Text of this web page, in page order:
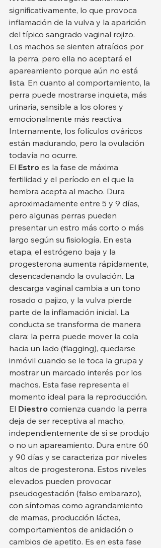
significativamente, lo que provoca
inflamación de la vulva y la aparición
del típico sangrado vaginal rojizo.
Los machos se sienten atraídos por
la perra, pero ella no aceptará el
apareamiento porque aún no está
lista. En cuanto al comportamiento, la
perra puede mostrarse inquieta, más
urinaria, sensible a los olores y
emocionalmente más reactiva.
Internamente, los folículos ováricos
están madurando, pero la ovulación
todavía no ocurre.
El Estro es la fase de máxima
fertilidad y el período en el que la
hembra acepta al macho. Dura
aproximadamente entre 5 y 9 días,
pero algunas perras pueden
presentar un estro más corto o más
largo según su fisiología. En esta
etapa, el estrógeno baja y la
progesterona aumenta rápidamente,
desencadenando la ovulación. La
descarga vaginal cambia a un tono
rosado o pajizo, y la vulva pierde
parte de la inflamación inicial. La
conducta se transforma de manera
clara: la perra puede mover la cola
hacia un lado (flagging), quedarse
inmóvil cuando se le toca la grupa y
mostrar un marcado interés por los
machos. Esta fase representa el
momento ideal para la reproducción.
El Diestro comienza cuando la perra
deja de ser receptiva al macho,
independientemente de si se produjo
o no un apareamiento. Dura entre 60
y 90 días y se caracteriza por niveles
altos de progesterona. Estos niveles
elevados pueden provocar
pseudogestación (falso embarazo),
con síntomas como agrandamiento
de mamas, producción láctea,
comportamientos de anidación o
cambios de apetito. Es en esta fase